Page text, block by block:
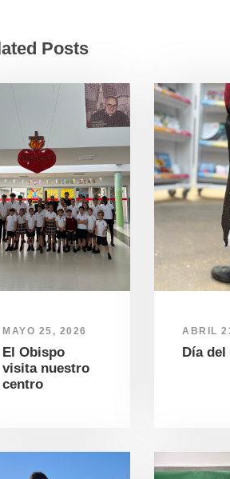
Posts
MAYO 25, 2026
El Obispo
visita nuestro
centro
ABRIL
Día